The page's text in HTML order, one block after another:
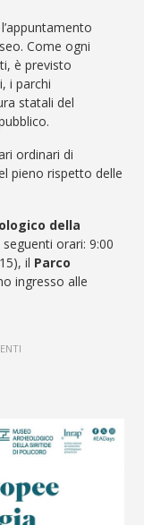
Come ogni
è previsto
i parchi
statali del
ordinari di
pieno rispetto delle
della
orari: 9:00
il Parco
ingresso alle